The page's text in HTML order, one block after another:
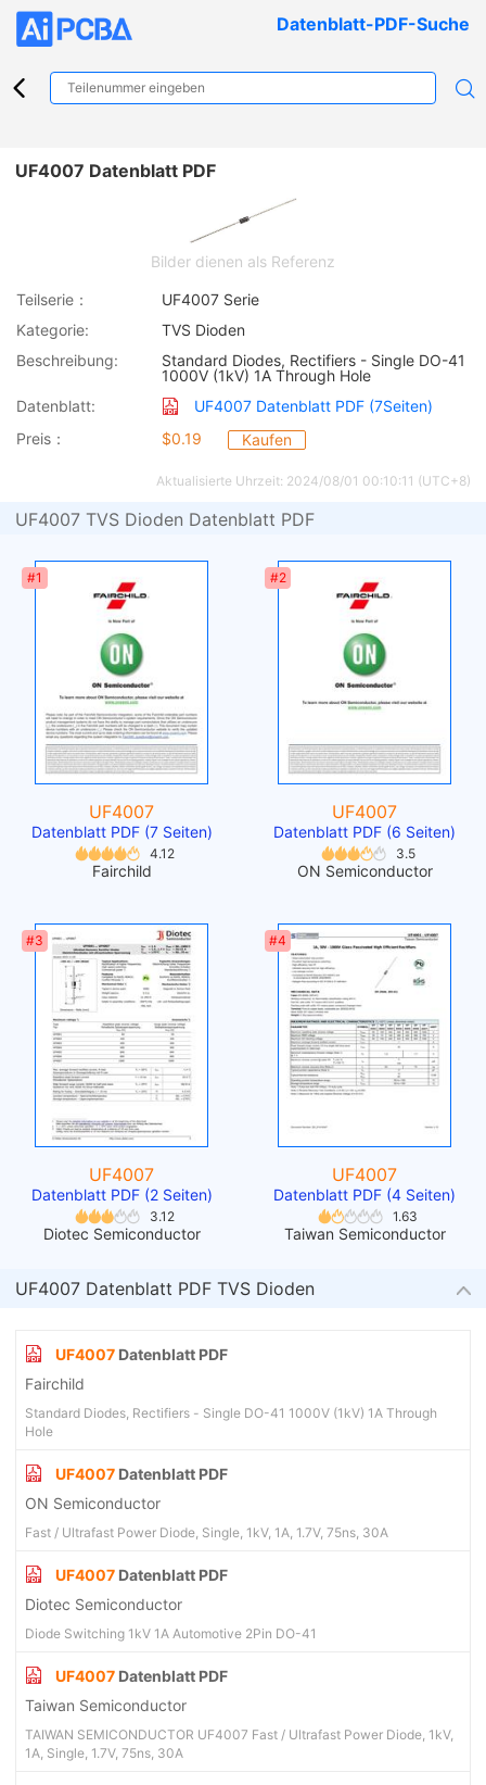
Datenblatt-PDF-Suche
UF4007 Datenblatt PDF
Bilder dienen als Referenz
Teilserie：
UF4007 Serie
Kategorie:
TVS Dioden
Beschreibung:
Standard Diodes, Rectifiers - Single DO-41
1000V (1kV) 1A Through Hole
Datenblatt:
UF4007 Datenblatt PDF (7Seiten)
Preis：
$0.19 Kaufen
Aktualisierte Uhrzeit: 2024/08/01 00:10:11 (UTC+8)
UF4007 TVS Dioden Datenblatt PDF
#1
UF4007
Datenblatt PDF (7 Seiten)
4.12
Fairchild
#2
UF4007
Datenblatt PDF (6 Seiten)
3.5
ON Semiconductor
#3
UF4007
Datenblatt PDF (2 Seiten)
3.12
Diotec Semiconductor
#4
UF4007
Datenblatt PDF (4 Seiten)
1.63
Taiwan Semiconductor
UF4007 Datenblatt PDF TVS Dioden
UF4007 Datenblatt PDF
Fairchild
Standard Diodes, Rectifiers - Single DO-41 1000V (1kV) 1A Through
Hole
UF4007 Datenblatt PDF
ON Semiconductor
Fast / Ultrafast Power Diode, Single, 1kV, 1A, 1.7V, 75ns, 30A
UF4007 Datenblatt PDF
Diotec Semiconductor
Diode Switching 1kV 1A Automotive 2Pin DO-41
UF4007 Datenblatt PDF
Taiwan Semiconductor
TAIWAN SEMICONDUCTOR UF4007 Fast / Ultrafast Power Diode, 1kV,
1A, Single, 1.7V, 75ns, 30A